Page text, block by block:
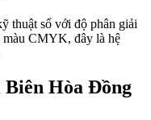
thuật số với độ phân giải
CMYK, đây là hệ
Hòa Đồng